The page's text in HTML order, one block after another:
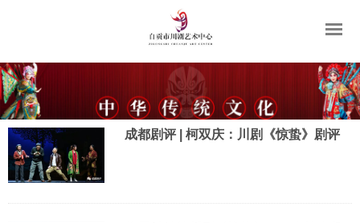
成都剧评 | 柯双庆：川剧《惊蛰》剧评